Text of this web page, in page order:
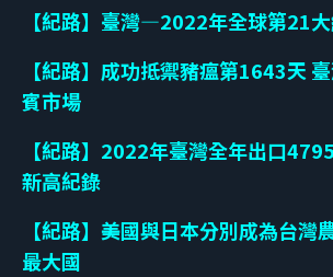
【紀路】臺灣—2022年全球第21
【紀路】成功抵禦豬瘟第1643天
賓市場
【紀路】2022年臺灣全年出口
新高紀錄
【紀路】美國與日本分別成為台灣
最大國